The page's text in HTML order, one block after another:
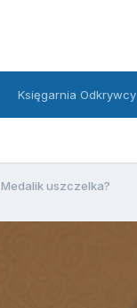
Księgarnia Odkrywcy
Medalik uszczelka?